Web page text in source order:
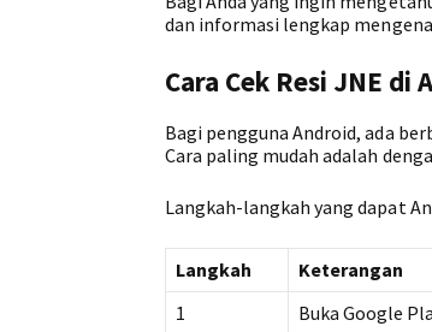
dan informasi lengkap
Cara Cek Resi JNE di
Bagi pengguna Android, ada
Cara paling mudah adalah
Langkah-langkah yang dapat
Langkah
Keterangan
1
Buka Google